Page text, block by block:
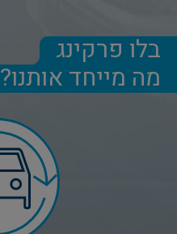
בלו פרקינג
מה מייחד אותנו?